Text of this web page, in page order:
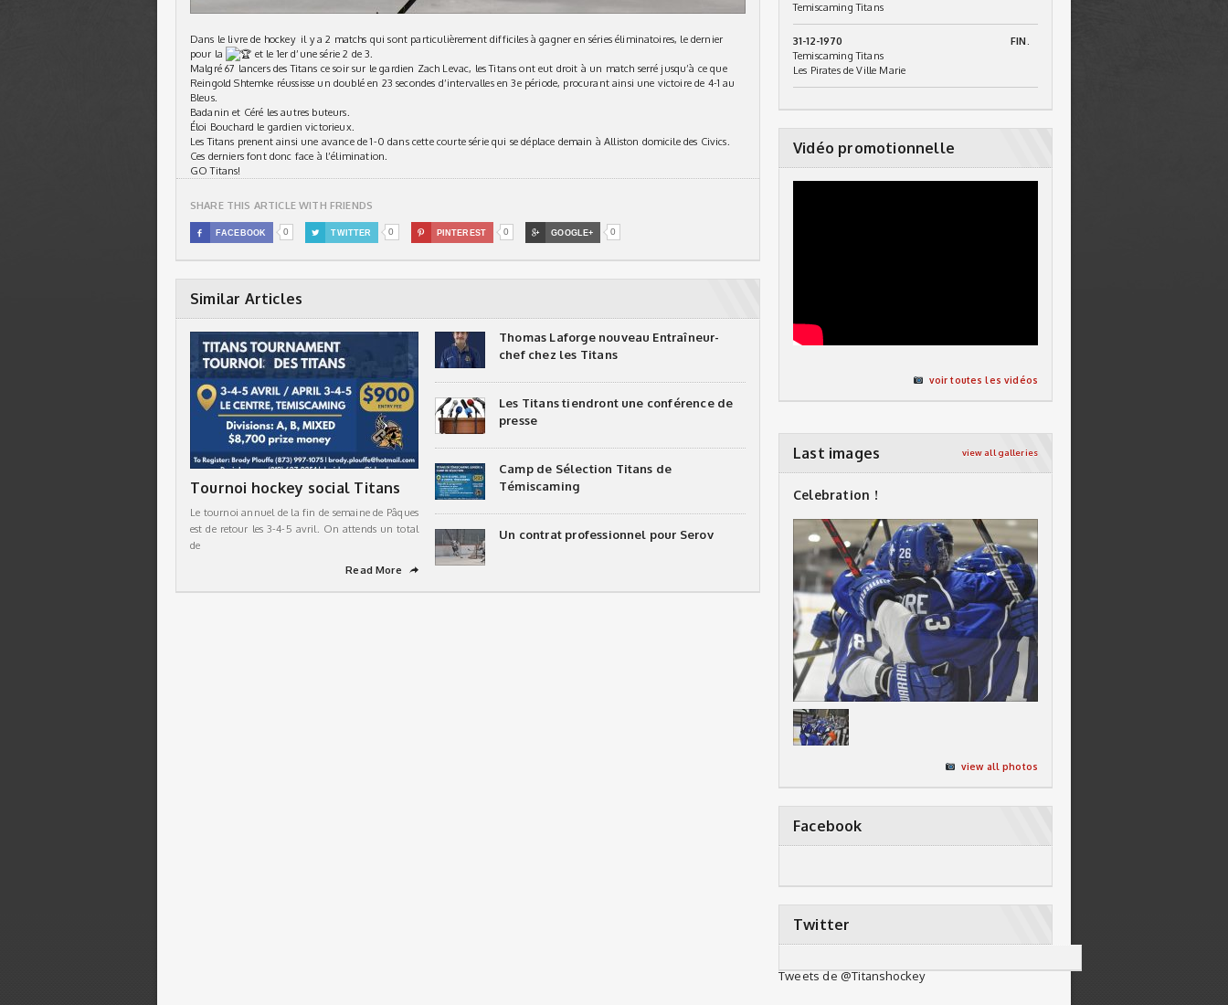
Dans le livre de hockey il y a 2 matchs qui sont particulièrement difficiles à gagner en séries éliminatoires, le dernier
pour la
et le 1er d’une série 2 de 3.
Malgré 67 lancers des Titans ce soir sur le gardien Zach Levac, les Titans ont eut droit à un match serré jusqu’à ce que
Reingold Shtemke réussisse un doublé en 23 secondes d’intervalles en 3e période, procurant ainsi une victoire de 4-1 au
Bleus.
Badanin et Céré les autres buteurs.
Éloi Bouchard le gardien victorieux.
Les Titans prenent ainsi une avance de 1-0 dans cette courte série qui se déplace demain à Alliston domicile des Civics.
Ces derniers font donc face à l’élimination.
GO Titans!
SHARE THIS ARTICLE WITH FRIENDS
 FACEBOOK 0  TWITTER 0  PINTEREST 0  GOOGLE+ 0
Similar Articles
Tournoi hockey social Titans
Le tournoi annuel de la fin de semaine de Pâques
est de retour les 3-4-5 avril. On attends un total
de
Read More
➦
Thomas Laforge nouveau Entraîneur-
chef chez les Titans
Les Titans tiendront une conférence de
presse
Camp de Sélection Titans de
Témiscaming
Un contrat professionnel pour Serov
Temiscaming Titans
31-12-1970
FIN.
Temiscaming Titans
Les Pirates de Ville Marie
Vidéo promotionnelle
voir toutes les vidéos
Last images view all galleries
Celebration !
view all photos
Facebook
Twitter
Tweets de @Titanshockey